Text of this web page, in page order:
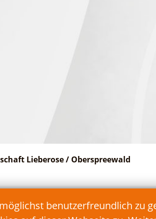
benutzerfreundlich zu
Lieberose / Oberspreewald
Fax: 035478/17 90 99
Mail:info@teg-lds.de